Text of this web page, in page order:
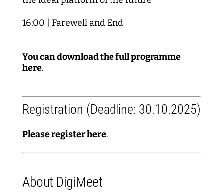
16:00 | Farewell and End
You can download the full programme
here.
Registration (Deadline: 30.10.2025)
Please register here.
About DigiMeet